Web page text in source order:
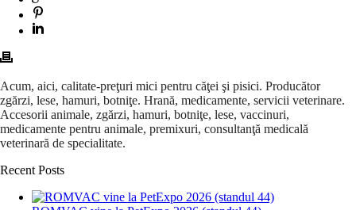
Acum, aici, calitate-preţuri mici pentru căţei şi pisici. Producător
zgărzi, lese, hamuri, botniţe. Hrană, medicamente, servicii veterinare.
Accesorii animale, zgărzi, hamuri, botniţe, lese, vaccinuri,
medicamente pentru animale, premixuri, consultanţă medicală
veterinară de specialitate.
Recent Posts